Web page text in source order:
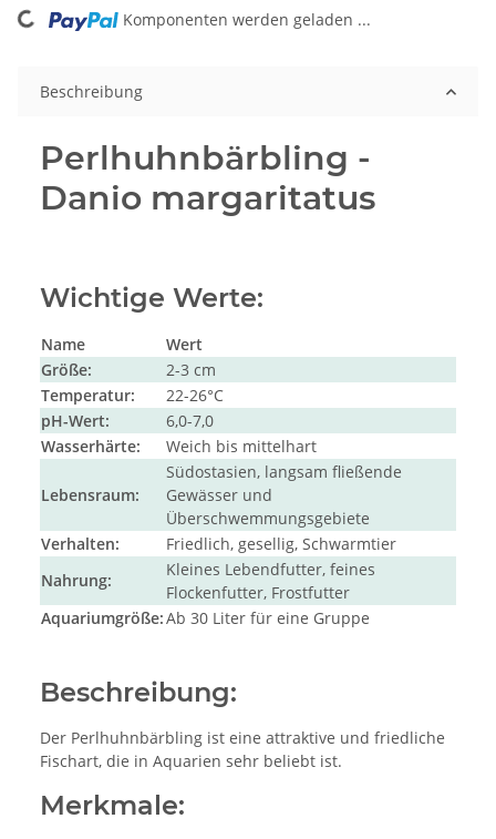
Komponenten werden geladen ...
Beschreibung
Perlhuhnbärbling -
Danio margaritatus
Wichtige Werte:
Name
Wert
Größe:
2-3 cm
Temperatur:
22-26°C
pH-Wert:
6,0-7,0
Wasserhärte:
Weich bis mittelhart
Lebensraum:
Südostasien, langsam fließende
Gewässer und
Überschwemmungsgebiete
Verhalten:
Friedlich, gesellig, Schwarmtier
Nahrung:
Kleines Lebendfutter, feines
Flockenfutter, Frostfutter
Aquariumgröße:Ab 30 Liter für eine Gruppe
Beschreibung:
Der Perlhuhnbärbling ist eine attraktive und friedliche
Fischart, die in Aquarien sehr beliebt ist.
Merkmale: